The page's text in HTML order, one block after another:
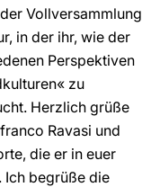
Vollversammlung
in der ihr, wie der
Perspektiven
zu
Herzlich grüße
Ravasi und
die er in euer
Ich begrüße die